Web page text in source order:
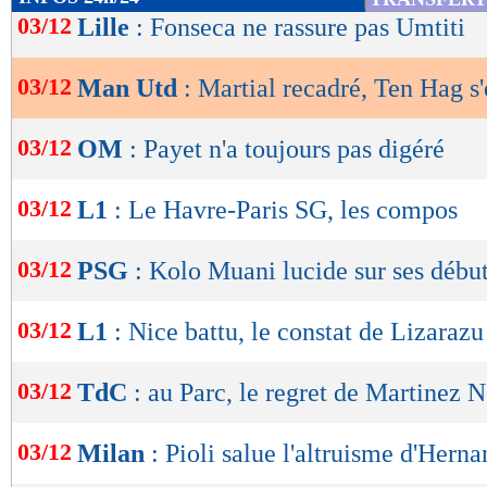
de
OK
03/12 Lille : Fonseca ne rassure pas Umtiti
03/12 Man Utd : Martial recadré, Ten Hag
03/12 OM : Payet n'a toujours pas digéré
03/12 L1 : Le Havre-Paris SG, les compos
03/12 PSG : Kolo Muani lucide sur ses
03/12 L1 : Nice battu, le constat de Lizarazu
03/12 TdC : au Parc, le regret de Martinez
03/12 Milan : Pioli salue l'altruisme